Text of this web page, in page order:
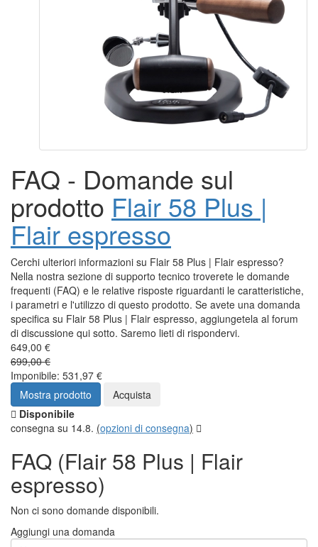
FAQ - Domande sul
prodotto Flair 58 Plus |
Flair espresso
Cerchi ulteriori informazioni su Flair 58 Plus | Flair espresso?
Nella nostra sezione di supporto tecnico troverete le domande
frequenti (FAQ) e le relative risposte riguardanti le caratteristiche,
i parametri e l'utilizzo di questo prodotto. Se avete una domanda
specifica su Flair 58 Plus | Flair espresso, aggiungetela al forum
di discussione qui sotto. Saremo lieti di rispondervi.
649,00 €
699,00 €
Imponibile: 531,97 €
Mostra prodotto
Acquista
Disponibile
consegna su 14.8. (opzioni di consegna)
FAQ (Flair 58 Plus | Flair
espresso)
Non ci sono domande disponibili.
Aggiungi una domanda